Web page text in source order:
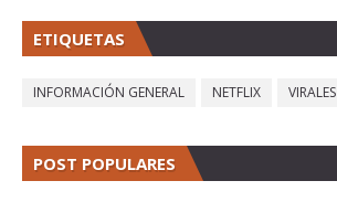
ETIQUETAS
INFORMACIÓN GENERAL NETFLIX VIRALES
POST POPULARES